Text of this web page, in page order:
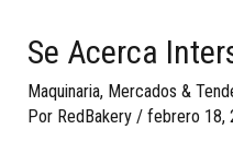
Se Acerca
Maquinaria, Mercados &
Por RedBakery /febrero 18,